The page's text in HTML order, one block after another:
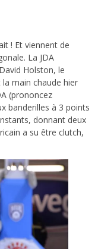
! Et viennent de
La JDA
Holston, le
la main chaude hier
(prononcez
banderilles à 3 points
donnant deux
a su être clutch,